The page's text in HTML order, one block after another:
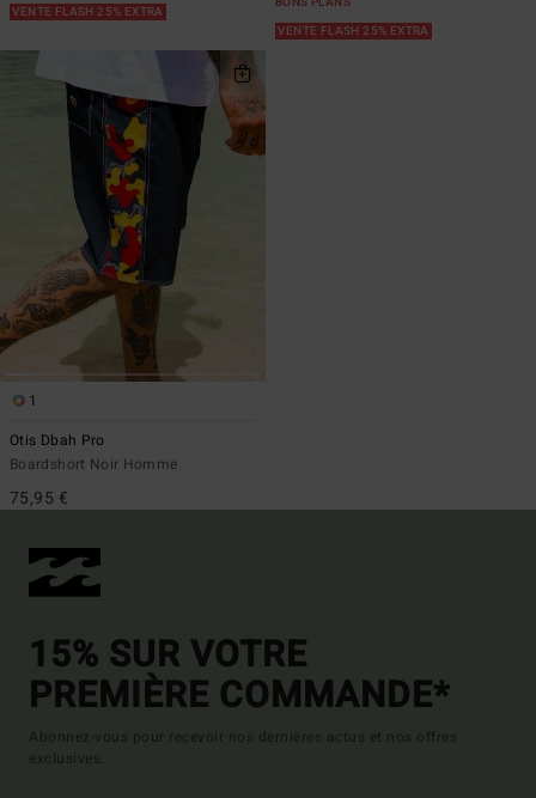
VENTE FLASH 25% EXTRA
VENTE FLASH 25% EXTRA
1
Otis Dbah Pro
Boardshort Noir Homme
75,95 €
15% SUR VOTRE
PREMIÈRE COMMANDE*
Abonnez-vous pour recevoir nos dernières actus et nos offres
exclusives.